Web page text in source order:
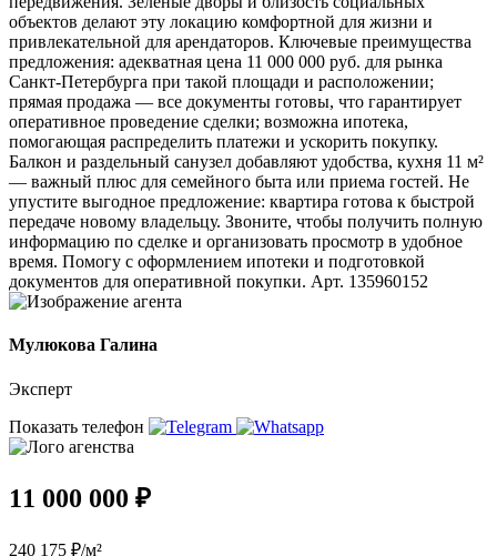
объектов делают эту локацию комфортной для жизни и
привлекательной для арендаторов. Ключевые преимущества
предложения: адекватная цена 11 000 000 руб. для рынка
Санкт‑Петербурга при такой площади и расположении;
прямая продажа — все документы готовы, что гарантирует
оперативное проведение сделки; возможна ипотека,
помогающая распределить платежи и ускорить покупку.
Балкон и раздельный санузел добавляют удобства, кухня 11 м²
— важный плюс для семейного быта или приема гостей. Не
упустите выгодное предложение: квартира готова к быстрой
передаче новому владельцу. Звоните, чтобы получить полную
информацию по сделке и организовать просмотр в удобное
время. Помогу с оформлением ипотеки и подготовкой
документов для оперативной покупки. Арт. 135960152
Мулюкова Галина
Эксперт
Показать телефон
11 000 000 ₽
240 175 ₽/м²